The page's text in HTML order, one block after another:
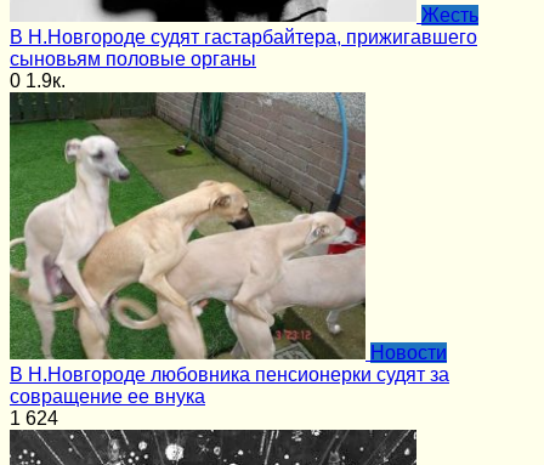
Жесть
В Н.Новгороде судят гастарбайтера, прижигавшего
сыновьям половые органы
0 1.9к.
Новости
В Н.Новгороде любовника пенсионерки судят за
совращение ее внука
1 624